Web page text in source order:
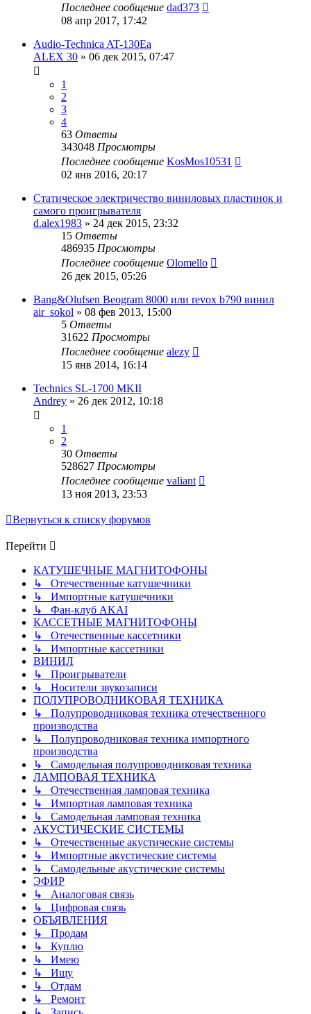
Последнее сообщение dad373
08 апр 2017, 17:42
Audio-Technica AT-130Ea
ALEX 30 » 06 дек 2015, 07:47
1
2
3
4
63 Ответы
343048 Просмотры
Последнее сообщение KosMos10531
02 янв 2016, 20:17
Статическое электричество виниловых пластинок и
самого проигрывателя
d.alex1983 » 24 дек 2015, 23:32
15 Ответы
486935 Просмотры
Последнее сообщение Olomello
26 дек 2015, 05:26
Bang&Olufsen Beogram 8000 или revox b790 винил
air_sokol » 08 фев 2013, 15:00
5 Ответы
31622 Просмотры
Последнее сообщение alezy
15 янв 2014, 16:14
Technics SL-1700 MKII
Andrey » 26 дек 2012, 10:18
1
2
30 Ответы
528627 Просмотры
Последнее сообщение valiant
13 ноя 2013, 23:53
Вернуться к списку форумов
Перейти
КАТУШЕЧНЫЕ МАГНИТОФОНЫ
↳ Отечественные катушечники
↳ Импортные катушечники
↳ Фан-клуб AKAI
КАССЕТНЫЕ МАГНИТОФОНЫ
↳ Отечественные кассетники
↳ Импортные кассетники
ВИНИЛ
↳ Проигрыватели
↳ Носители звукозаписи
ПОЛУПРОВОДНИКОВАЯ ТЕХНИКА
↳ Полупроводниковая техника отечественного
производства
↳ Полупроводниковая техника импортного
производства
↳ Самодельная полупроводниковая техника
ЛАМПОВАЯ ТЕХНИКА
↳ Отечественная ламповая техника
↳ Импортная ламповая техника
↳ Самодельная ламповая техника
АКУСТИЧЕСКИЕ СИСТЕМЫ
↳ Отечественные акустические системы
↳ Импортные акустические системы
↳ Самодельные акустические системы
ЭФИР
↳ Аналоговая связь
↳ Цифровая связь
ОБЪЯВЛЕНИЯ
↳ Продам
↳ Куплю
↳ Имею
↳ Ищу
↳ Отдам
↳ Ремонт